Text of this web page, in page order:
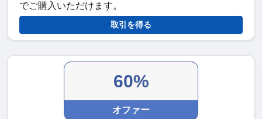
でご購入いただけます。
取引を得る
60%
オファー